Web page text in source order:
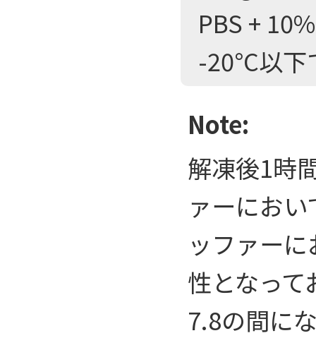
PBS +
-20°C以
Note:
解凍後1時
ァーにお
ッファー
性となっ
7.8の間に